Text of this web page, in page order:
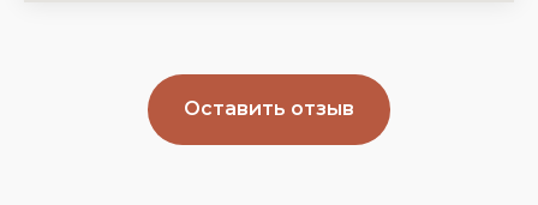
Оставить отзыв